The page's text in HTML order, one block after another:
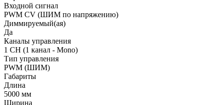
Входной сигнал
PWM СV (ШИМ по напряжению)
Диммируемый(ая)
Да
Каналы управления
1 CH (1 канал - Mono)
Тип управления
PWM (ШИМ)
Габариты
Длина
5000 мм
Ширина